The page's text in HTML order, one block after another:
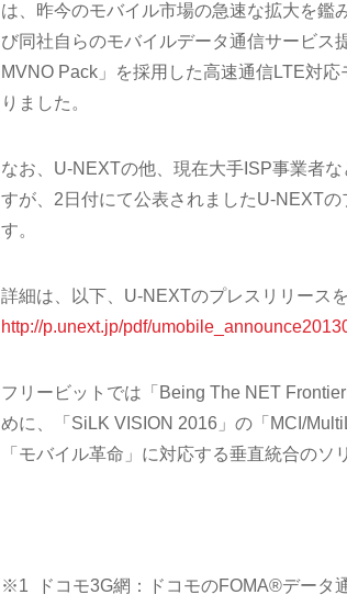
は、昨今のモバイル市場の急速な拡大を鑑
び同社自らのモバイルデータ通信サービス
MVNO Pack」を採用した高速通信LTE対
りました。
なお、U-NEXTの他、現在大手ISP事業者
すが、2日付にて公表されましたU-NEXT
す。
詳細は、以下、U-NEXTのプレスリリース
http://p.unext.jp/pdf/
フリービットでは「Being The NET
めに、「SiLK VISION 2016」の「MCI/
「モバイル革命」に対応する垂直統合のソ
※1 ドコモ3G網：ドコモのFOMA®データ